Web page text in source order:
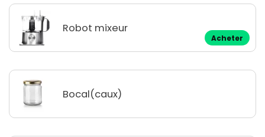
Robot mixeur
Acheter
Bocal(caux)